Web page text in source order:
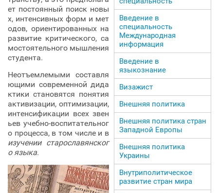
ет постоянный поиск новы
х, интенсивных форм и мет
одов, ориентированных на
развитие критического, са
мостоятельного мышления
студента.
Неотъемлемыми составля
ющими современной дида
ктики становятся понятия
активизации, оптимизации,
интенсификации всех звен
ьев учебно-воспитательног
о процесса, в том числе и в
изучении старославянског
о языка.
Введение в
специальность
Международная
информация
Введение в
языкознание
Визажист
Внешняя политика
Внешняя политика стран
Западной Европы
Внешняя политика
Украины
Внутриполитическое
развитие стран мира